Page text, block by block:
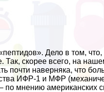
Дело в том,
Так, скорее всего, на
почти наверняка, что
ИФР-1 и МФР
по мнению